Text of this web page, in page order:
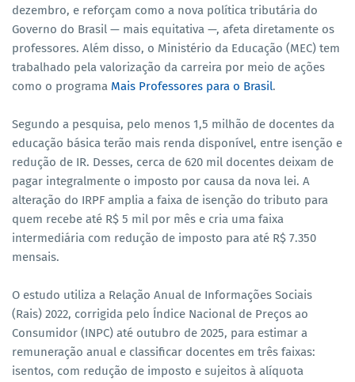
dezembro, e reforçam como a nova política tributária do
Governo do Brasil — mais equitativa —, afeta diretamente os
professores. Além disso, o Ministério da Educação (MEC) tem
trabalhado pela valorização da carreira por meio de ações
como o programa Mais Professores para o Brasil.
Segundo a pesquisa, pelo menos 1,5 milhão de docentes da
educação básica terão mais renda disponível, entre isenção e
redução de IR. Desses, cerca de 620 mil docentes deixam de
pagar integralmente o imposto por causa da nova lei. A
alteração do IRPF amplia a faixa de isenção do tributo para
quem recebe até R$ 5 mil por mês e cria uma faixa
intermediária com redução de imposto para até R$ 7.350
mensais.
O estudo utiliza a Relação Anual de Informações Sociais
(Rais) 2022, corrigida pelo Índice Nacional de Preços ao
Consumidor (INPC) até outubro de 2025, para estimar a
remuneração anual e classificar docentes em três faixas:
isentos, com redução de imposto e sujeitos à alíquota